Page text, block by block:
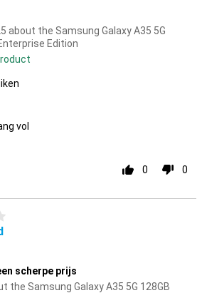
about the Samsung Galaxy A35 5G
Edition
vol
0 0
scherpe prijs
the Samsung Galaxy A35 5G 128GB